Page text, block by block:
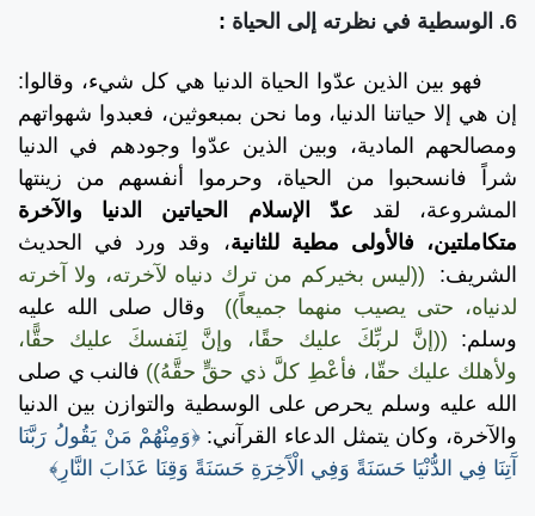
6. الوسطية في نظرته إلى الحياة :
فهو بين الذين عدّوا الحياة الدنيا هي كل شيء، وقالوا:
إن هي إلا حياتنا الدنيا، وما نحن بمبعوثين، فعبدوا شهواتهم
ومصالحهم المادية، وبين الذين عدّوا وجودهم في الدنيا
شراً فانسحبوا من الحياة، وحرموا أنفسهم من زينتها
المشروعة، لقد عدّ الإسلام الحياتين الدنيا والآخرة
متكاملتين، فالأولى مطية للثانية، وقد ورد في الحديث
الشريف:
((ليس بخيركم من ترك دنياه لآخرته، ولا آخرته
لدنياه، حتى يصيب منهما جميعاً))
وقال صلى الله عليه
وسلم:
((إنَّ لربِّكَ عليك حقًا، وإنَّ لِنَفسكَ عليك حقًّا،
ولأهلك عليك حقّا، فأعْطِ كلَّ ذي حقٍّ حقَّهُ)) فالنب ي صلى
الله عليه وسلم يحرص على الوسطية والتوازن بين الدنيا
والآخرة، وكان يتمثل الدعاء القرآني: ﴿وَمِنْهُمْ مَنْ يَقُولُ رَبَّنَا
آَتِنَا فِي الدُّنْيَا حَسَنَةً وَفِي الْآَخِرَةِ حَسَنَةً وَقِنَا عَذَابَ النَّارِ﴾